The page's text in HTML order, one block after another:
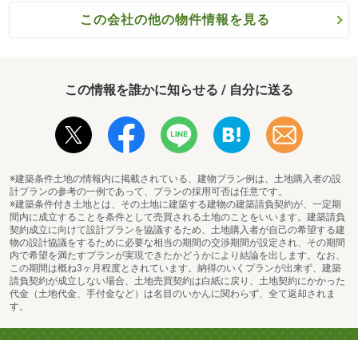
長崎県営バス「女乙石」バス停まで480m （撮影年月：2026年2月）
この会社の他の物件情報を見る
この情報を誰かに知らせる / 自分に送る
※建築条件土地の情報内に掲載されている、建物プラン例は、土地購入者の設
計プランの参考の一例であって、プランの採用可否は任意です。
※建築条件付き土地とは、その土地に建築する建物の建築請負契約が、一定期
間内に成立することを条件として売買される土地のことをいいます。建築請負
契約成立に向けて設計プランを協議するため、土地購入者が自己の希望する建
物の設計協議をするために必要な相当の期間の交渉期間が設定され、その期間
内で希望を満たすプランが実現できたかどうかにより結論を出します。なお、
この期間は概ね3ヶ月程度とされています。納得のいくプランが出来ず、建築
請負契約が成立しない場合、土地売買契約は白紙に戻り、土地契約にかかった
代金（土地代金、手付金など）は名目のいかんに関わらず、全て返却されま
す。